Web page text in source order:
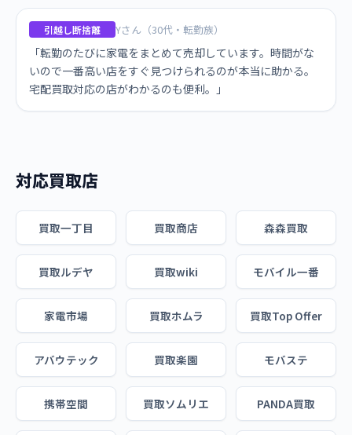
引越し断捨離 Yさん（30代・転勤族）
「転勤のたびに家電をまとめて売却しています。時間がな
いので一番高い店をすぐ見つけられるのが本当に助かる。
宅配買取対応の店がわかるのも便利。」
対応買取店
買取一丁目 買取商店 森森買取
買取ルデヤ 買取wiki モバイル一番
家電市場 買取ホムラ 買取Top Offer
アバウテック 買取楽園 モバステ
携帯空間 買取ソムリエ PANDA買取